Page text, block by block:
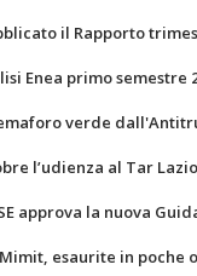
il Rapporto
Enea primo semestre
verde
l’udienza al Tar
approva la nuova
esaurite in poche